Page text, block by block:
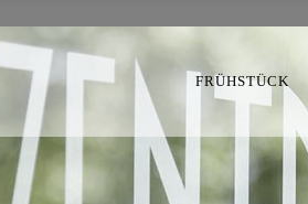
FRÜHSTÜCK